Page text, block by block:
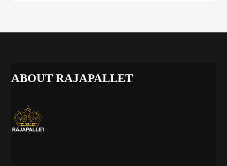
ABOUT RAJAPALLET